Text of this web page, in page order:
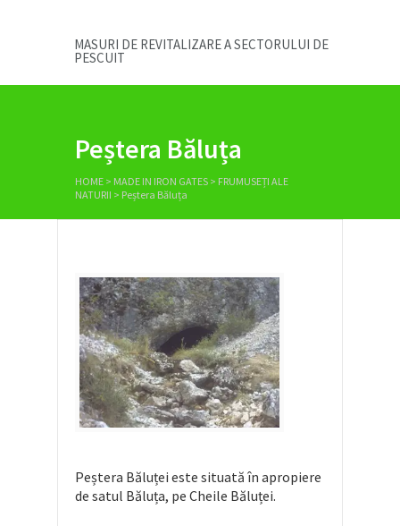
MASURI DE REVITALIZARE A SECTORULUI DE
PESCUIT
Peștera Băluța
HOME > MADE IN IRON GATES > FRUMUSEȚI ALE
NATURII > Peștera Băluța
Peștera Băluței este situată în apropiere
de satul Băluța, pe Cheile Băluței.